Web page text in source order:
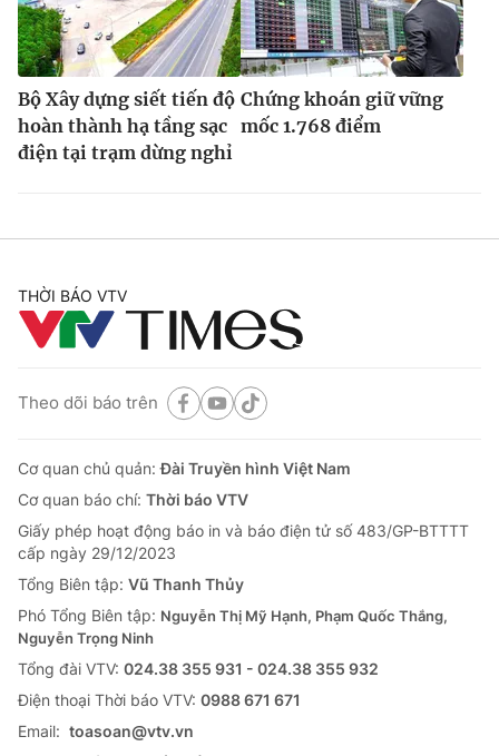
Bộ Xây dựng siết tiến độ
hoàn thành hạ tầng sạc
điện tại trạm dừng nghỉ
Chứng khoán giữ vững
mốc 1.768 điểm
THỜI BÁO VTV
Theo dõi báo trên
Cơ quan chủ quản:Đài Truyền hình Việt Nam
Cơ quan báo chí: Thời báo VTV
Giấy phép hoạt động báo in và báo điện tử số 483/GP-BTTTT
cấp ngày 29/12/2023
Tổng Biên tập: Vũ Thanh Thủy
Phó Tổng Biên tập: Nguyễn Thị Mỹ Hạnh, Phạm Quốc Thắng,
Nguyễn Trọng Ninh
Tổng đài VTV: 024.38 355 931 - 024.38 355 932
Ðiện thoại Thời báo VTV: 0988 671 671
Email: toasoan@vtv.vn